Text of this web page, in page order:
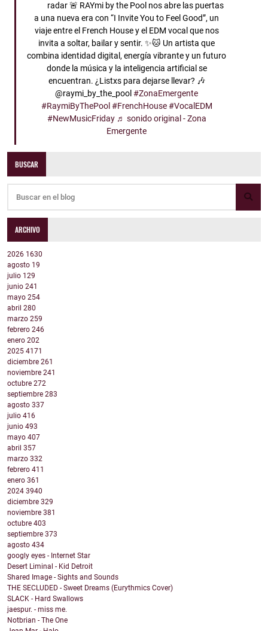
radar 🚨 RAYmi by the Pool nos abre las puertas
a una nueva era con “I Invite You to Feel Good”, un
viaje entre el French House y el EDM vocal que nos
invita a soltar, bailar y sentir. ✨🐱 Un artista que
combina identidad digital, energía vibrante y un futuro
donde la música y la inteligencia artificial se
encuentran. ¿Listxs para dejarse llevar? 🎶
@raymi_by_the_pool#ZonaEmergente
#RaymiByThePool #FrenchHouse #VocalEDM
#NewMusicFriday ♬ sonido original - Zona
Emergente
BUSCAR
ARCHIVO
2026 1630
agosto 19
julio 129
junio 241
mayo 254
abril 280
marzo 259
febrero 246
enero 202
2025 4171
diciembre 261
noviembre 241
octubre 272
septiembre 283
agosto 337
julio 416
junio 493
mayo 407
abril 357
marzo 332
febrero 411
enero 361
2024 3940
diciembre 329
noviembre 381
octubre 403
septiembre 373
agosto 434
googly eyes - Internet Star
Desert Liminal - Kid Detroit
Shared Image - Sights and Sounds
THE SECLUDED - Sweet Dreams (Eurythmics Cover)
SLACK - Hard Swallows
jaespur. - miss me.
Notbrian - The One